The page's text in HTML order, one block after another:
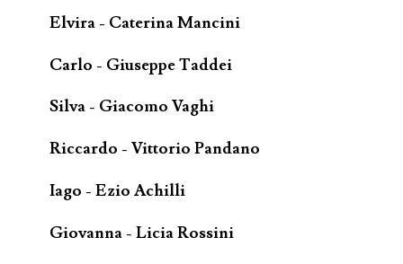
Elvira - Caterina Mancini
Carlo - Giuseppe Taddei
Silva - Giacomo Vaghi
Riccardo - Vittorio Pandano
Iago - Ezio Achilli
Giovanna - Licia Rossini